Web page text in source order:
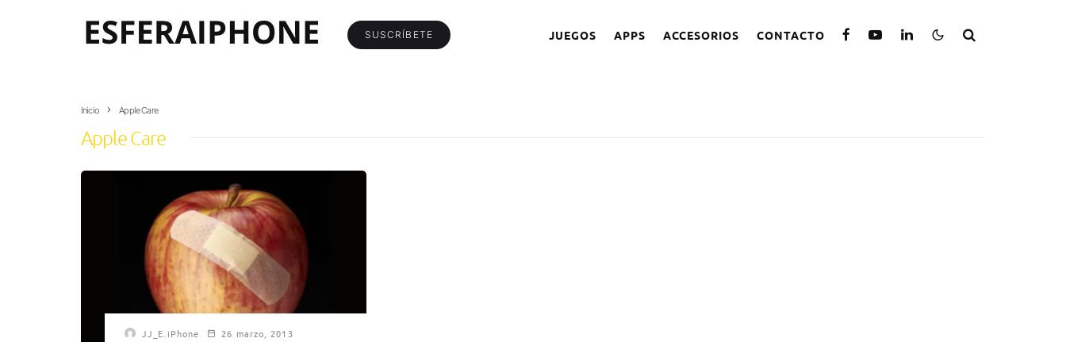
SUSCRÍBETE JUEGOS APPS ACCESORIOS CONTACTO
Inicio Apple Care
Apple Care
JJ_E.iPhone
26 marzo, 2013